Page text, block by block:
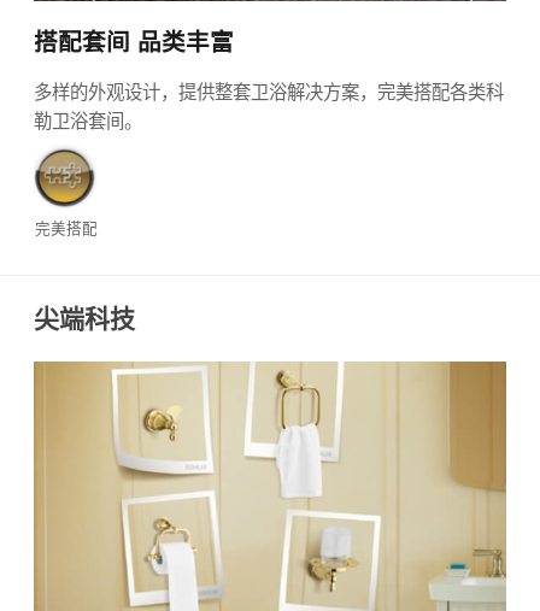
搭配套间 品类丰富
多样的外观设计，提供整套卫浴解决方案，完美搭配各类科
勒卫浴套间。
完美搭配
尖端科技